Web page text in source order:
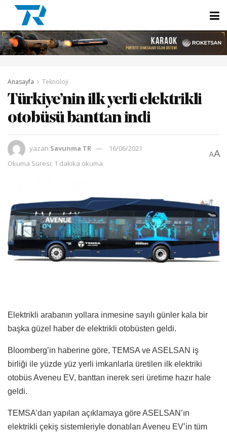
Anasayfa Teknoloji
Türkiye’nin ilk yerli elektrikli
otobüsü banttan indi
yazan Savunma TR
16/06/2021
Okuma Süresi: 1 dakika okuma
AA
Elektrikli arabanın yollara inmesine sayılı günler kala bir
başka güzel haber de elektrikli otobüsten geldi.
Bloomberg’in haberine göre, TEMSA ve ASELSAN iş
birliği ile yüzde yüz yerli imkanlarla üretilen ilk elektriki
otobüs Aveneu EV, banttan inerek seri üretime hazır hale
geldi.
TEMSA’dan yapılan açıklamaya göre ASELSAN’ın
elektrikli çekiş sistemleriyle donatılan Aveneu EV’in tüm